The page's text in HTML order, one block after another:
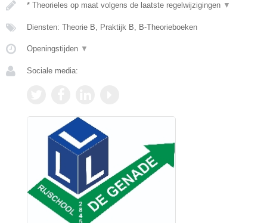
* Theorieles op maat volgens de laatste regelwijzigingen ▼
Diensten: Theorie B, Praktijk B, B-Theorieboeken
Openingstijden ▼
Sociale media: